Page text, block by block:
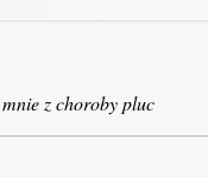
z choroby pluc